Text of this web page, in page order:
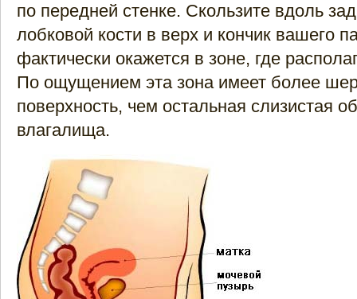
по передней стенке. Скользите вдоль
лобковой кости в верх и кончик вашего
фактически окажется в зоне, где
По ощущением эта зона имеет более
поверхность, чем остальная слизистая
влагалища.